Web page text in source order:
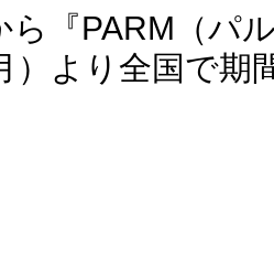
ら『PARM（パ
）より全国で期